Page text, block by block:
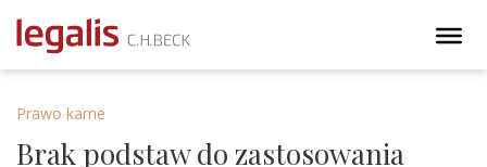
Prawo karne
Brak podstaw do zastosowania